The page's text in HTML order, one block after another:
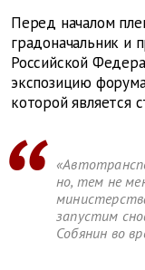
Перед началом
градоначальник и
Российской
экспозицию
которой является
но, тем не
запустим
Собянин во